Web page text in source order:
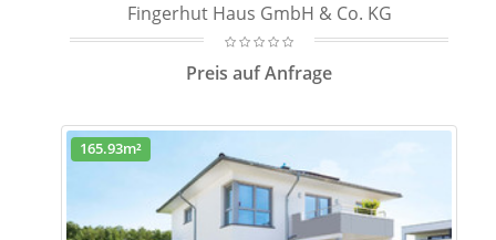
Fingerhut Haus GmbH & Co. KG
Preis auf Anfrage
165.93m²